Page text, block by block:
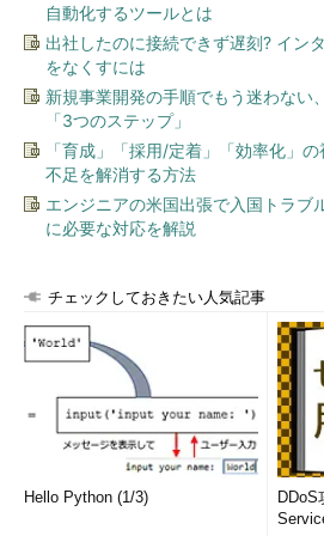
自動化するツールとは
出社したのに接続できず遅刻? イン
をなくすには
新規事業開発の手順でもう迷わない
「3つのステップ」
「育成」「採用/定着」「効率化」
不足を解消する方法
エンジニアの米国出張で入国トラブ
に必要な対応を解説
チェックしておきたい人気記事
Hello Python (1/3)